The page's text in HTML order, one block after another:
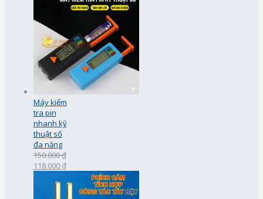
Máy kiểm
tra pin
nhanh kỹ
thuật số
đa năng
150.000 ₫
118.000 ₫